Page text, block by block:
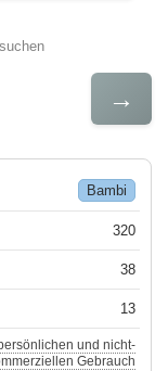
→
Bambi
320
38
13
und nicht-
Gebrauch